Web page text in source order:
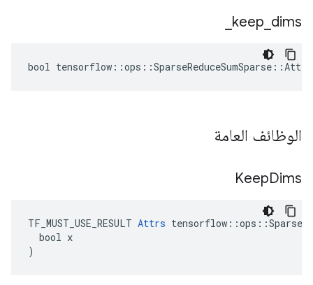
keep dims
bool
الوظائف العامة
KeepDims
TF_MUST_USE_RESULT Attrs
  bool x
)